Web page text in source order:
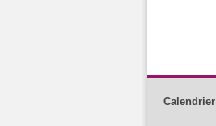
Calendrier